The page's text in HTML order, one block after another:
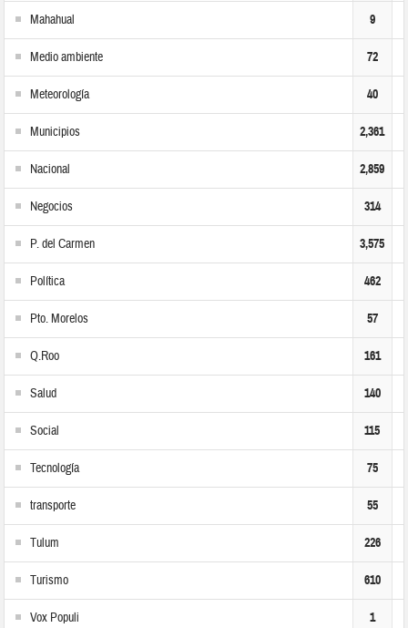
Mahahual 9
Medio ambiente 72
Meteorología 40
Municipios 2,361
Nacional 2,859
Negocios 314
P. del Carmen 3,575
Política 462
Pto. Morelos 57
Q.Roo 161
Salud 140
Social 115
Tecnología 75
transporte 55
Tulum 226
Turismo 610
Vox Populi 1